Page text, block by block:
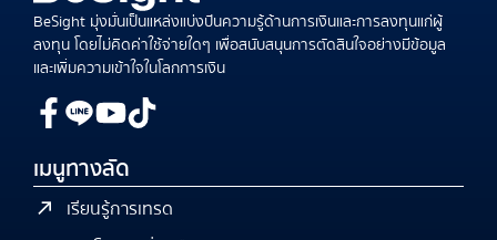
BeSight มุ่งมั่นเป็นแหล่งแบ่งปันความรู้ด้านการเงินและการลงทุนแก่ผู้
ลงทุน โดยไม่คิดค่าใช้จ่ายใดๆ เพื่อสนับสนุนการตัดสินใจอย่างมีข้อมูล
และเพิ่มความเข้าใจในโลกการเงิน
เมนูทางลัด
เรียนรู้การเทรด